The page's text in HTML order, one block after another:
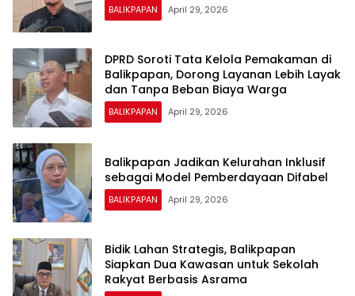
BALIKPAPAN April 29, 2026
DPRD Soroti Tata Kelola Pemakaman di
Balikpapan, Dorong Layanan Lebih Layak
dan Tanpa Beban Biaya Warga
BALIKPAPAN April 29, 2026
Balikpapan Jadikan Kelurahan Inklusif
sebagai Model Pemberdayaan Difabel
BALIKPAPAN April 29, 2026
Bidik Lahan Strategis, Balikpapan
Siapkan Dua Kawasan untuk Sekolah
Rakyat Berbasis Asrama